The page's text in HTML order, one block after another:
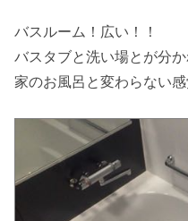
バスルーム！広い！！
バスタブと洗い場とが分
家のお風呂と変わらない感